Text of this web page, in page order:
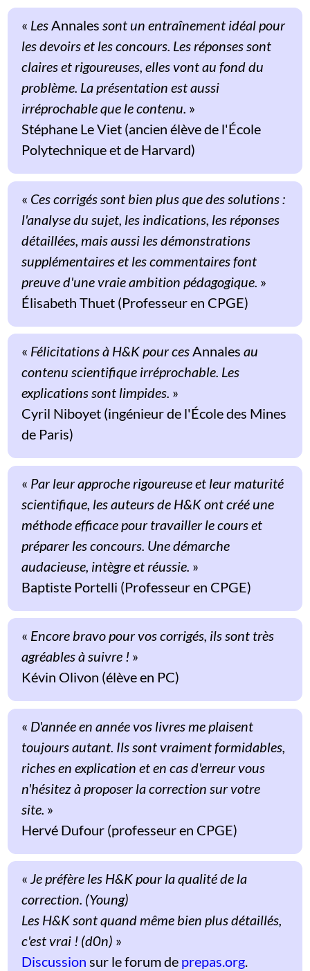
« LesAnnales sont un entraînement idéal pour
les devoirs et les concours. Les réponses sont
claires et rigoureuses, elles vont au fond du
problème. La présentation est aussi
irréprochable que le contenu. »
Stéphane Le Viet (ancien élève de l'École
Polytechnique et de Harvard)
« Ces corrigés sont bien plus que des solutions :
l'analyse du sujet, les indications, les réponses
détaillées, mais aussi les démonstrations
supplémentaires et les commentaires font
preuve d'une vraie ambition pédagogique. »
Élisabeth Thuet (Professeur en CPGE)
« Félicitations à H&K pour cesAnnales au
contenu scientifique irréprochable. Les
explications sont limpides. »
Cyril Niboyet (ingénieur de l'École des Mines
de Paris)
« Par leur approche rigoureuse et leur maturité
scientifique, les auteurs de H&K ont créé une
méthode efficace pour travailler le cours et
préparer les concours. Une démarche
audacieuse, intègre et réussie. »
Baptiste Portelli (Professeur en CPGE)
« Encore bravo pour vos corrigés, ils sont très
agréables à suivre ! »
Kévin Olivon (élève en PC)
« D'année en année vos livres me plaisent
toujours autant. Ils sont vraiment formidables,
riches en explication et en cas d'erreur vous
n'hésitez à proposer la correction sur votre
site. »
Hervé Dufour (professeur en CPGE)
«Je préfère les H&K pour la qualité de la
correction. (Young)
Les H&K sont quand même bien plus détaillés,
c'est vrai ! (d0n) »
Discussion sur le forum de prepas.org.